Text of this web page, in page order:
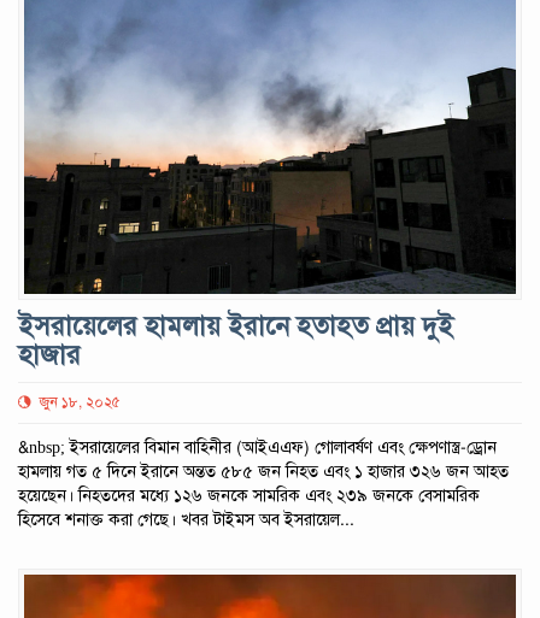
ইসরায়েলের হামলায় ইরানে হতাহত প্রায় দুই
হাজার
জুন ১৮, ২০২৫
&nbsp; ইসরায়েলের বিমান বাহিনীর (আইএএফ) গোলাবর্ষণ এবং ক্ষেপণাস্ত্র-ড্রোন
হামলায় গত ৫ দিনে ইরানে অন্তত ৫৮৫ জন নিহত এবং ১ হাজার ৩২৬ জন আহত
হয়েছেন। নিহতদের মধ্যে ১২৬ জনকে সামরিক এবং ২৩৯ জনকে বেসামরিক
হিসেবে শনাক্ত করা গেছে। খবর টাইমস অব ইসরায়েল...